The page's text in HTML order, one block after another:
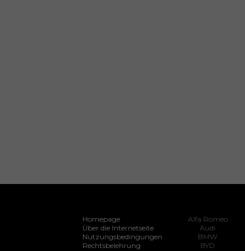
Homepage
Über die Internetseite
Nutzungsbedingungen
Rechtsbelehrung
Alfa Romeo
Audi
BMW
BYD